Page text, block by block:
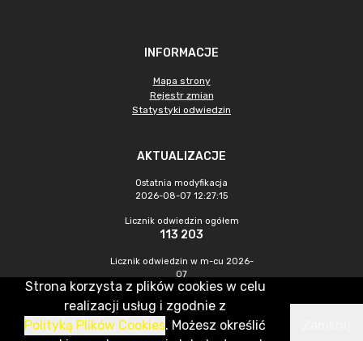
INFORMACJE
Mapa strony
Rejestr zmian
Statystyki odwiedzin
AKTUALIZACJE
Ostatnia modyfikacja
2026-08-07 12:27:15
Licznik odwiedzin ogółem
113 203
Licznik odwiedzin w m-cu 2026-
07
533
CMS & Hosting: Nefeni Sp. z o.o.
Strona korzysta z plików cookies w celu
realizacji usług i zgodnie z
Polityką Plików Cookies. Możesz określić